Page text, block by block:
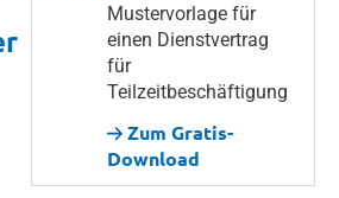
Mustervorlage für
einen Dienstvertrag
für
Teilzeitbeschäftigung
Zum Gratis-
Download